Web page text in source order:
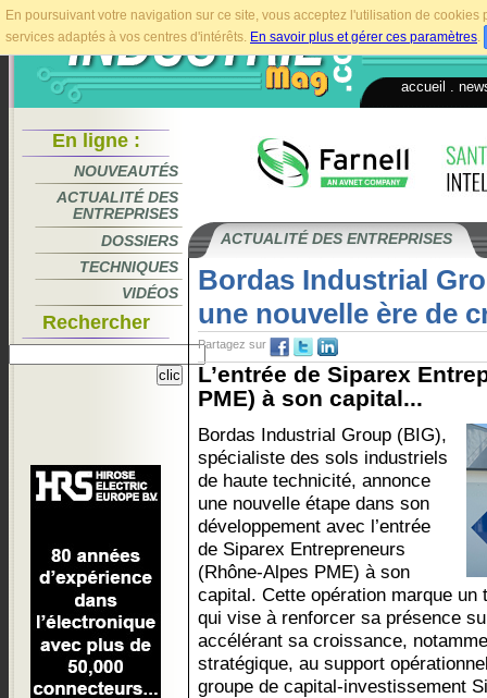
En poursuivant votre navigation sur ce site, vous acceptez l'utilisation de
services adaptés à vos centres d'intérêts. En savoir plus et gérer ces paramètres.
accueil
En ligne :
NOUVEAUTÉS
ACTUALITÉ DES
ENTREPRISES
DOSSIERS
TECHNIQUES
VIDÉOS
Rechercher
ACTUALITÉ DES ENTREPRISES
Bordas Industrial
une nouvelle ère de
Partagez sur
L’entrée de Siparex
PME) à son capital...
Bordas Industrial Group (BIG),
spécialiste des sols industriels
de haute technicité, annonce
une nouvelle étape dans son
développement avec l’entrée
de Siparex Entrepreneurs
(Rhône-Alpes PME) à son
capital. Cette opération marque
qui vise à renforcer sa présence
accélérant sa croissance,
stratégique, au support
groupe de capital-investissement